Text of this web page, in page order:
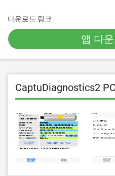
다운로드 링크
앱 다
CaptuDiagnostics2